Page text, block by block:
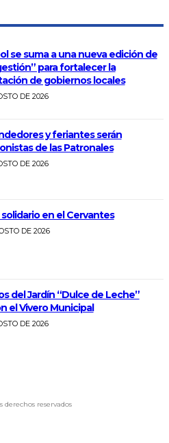
se suma a una nueva edición de
para fortalecer la
de gobiernos locales
DE 2026
y feriantes serán
de las Patronales
DE 2026
en el Cervantes
DE 2026
del Jardín “Dulce de Leche”
el Vivero Municipal
DE 2026
reservados